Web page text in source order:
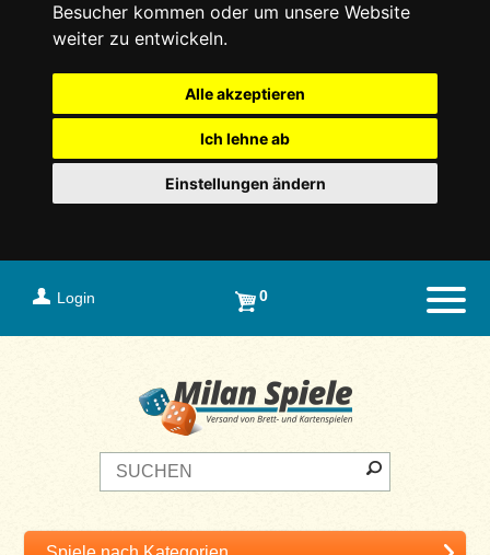
Besucher kommen oder um unsere Website
weiter zu entwickeln.
Alle akzeptieren
Ich lehne ab
Einstellungen ändern
Login 0